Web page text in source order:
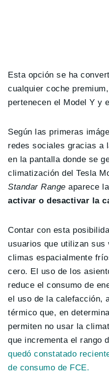
Esta opción se ha
cualquier coche
pertenecen el Model Y y
Según las primeras
redes sociales gracias a
en la pantalla donde se
climatización del Tesla
Standar Range aparece la
activar o desactivar la
Contar con esta
usuarios que utilizan
climas espacialmente
cero. El uso de los
reduce el consumo de
el uso de la calefacción,
térmico que, en
permiten no usar la
que incrementa el rango
quedó constatado
de consumo de FCE.